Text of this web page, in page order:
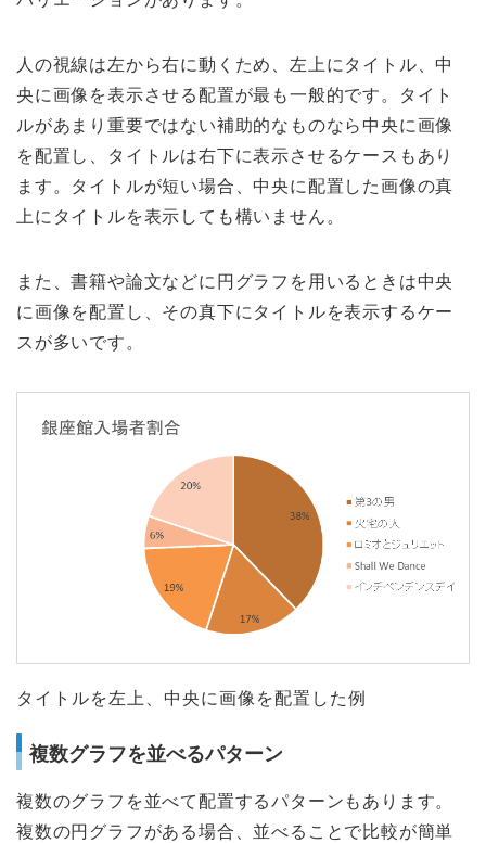
人の視線は左から右に動くため、左上にタイトル、中
央に画像を表示させる配置が最も一般的です。タイト
ルがあまり重要ではない補助的なものなら中央に画像
を配置し、タイトルは右下に表示させるケースもあり
ます。タイトルが短い場合、中央に配置した画像の真
上にタイトルを表示しても構いません。
また、書籍や論文などに円グラフを用いるときは中央
に画像を配置し、その真下にタイトルを表示するケー
スが多いです。
タイトルを左上、中央に画像を配置した例
複数グラフを並べるパターン
複数のグラフを並べて配置するパターンもあります。
複数の円グラフがある場合、並べることで比較が簡単